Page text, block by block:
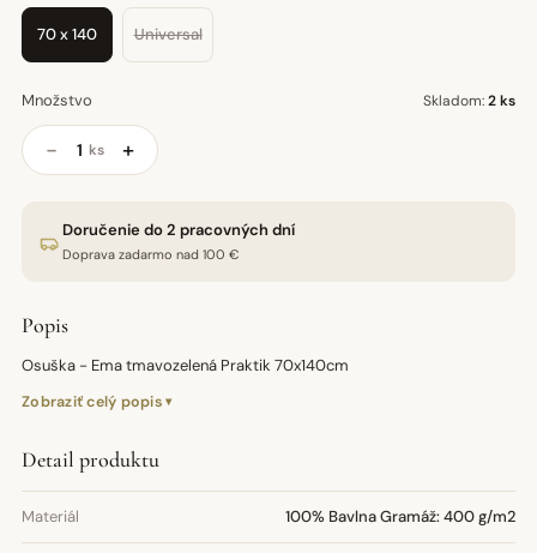
70 x 140 Universal
Množstvo Skladom:2 ks
− ks +
Doručenie do 2 pracovných dní
Doprava zadarmo nad 100 €
Popis
Osuška - Ema tmavozelená Praktik 70x140cm
Zobraziť celý popis
Detail produktu
Materiál 100% Bavlna Gramáž: 400 g/m2